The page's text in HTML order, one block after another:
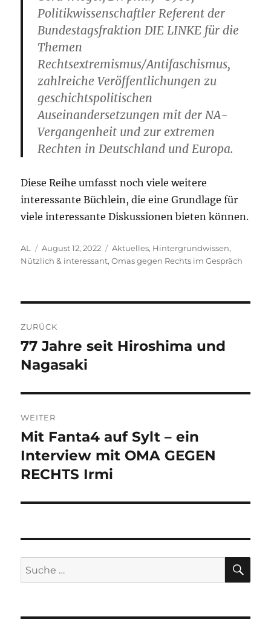
Politikwissenschaftler Referent der
Bundestagsfraktion DIE LINKE für die
Themen
Rechtsextremismus/Antifaschismus,
zahlreiche Veröffentlichungen zu
geschichtspolitischen
Auseinandersetzungen mit der NA-
Vergangenheit und zur extremen
Rechten in Deutschland und Europa.
Diese Reihe umfasst noch viele weitere
interessante Büchlein, die eine Grundlage für
viele interessante Diskussionen bieten können.
Autor
AL
Veröffentlicht
am
August 12, 2022 Kategorien
Aktuelles, Hintergrundwissen,
Nützlich & interessant,Omas gegen Rechts im Gespräch
ZURÜCK
Vorheriger
Beitrag:
77 Jahre seit Hiroshima und
Nagasaki
WEITER
Nächster
Beitrag:
Mit Fanta4 auf Sylt – ein
Interview mit OMA GEGEN
RECHTS Irmi
Suche
nach: